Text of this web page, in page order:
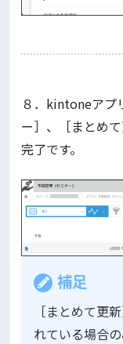
８．kintoneアプ
ー］、［まとめ
完了です。
補足
［まとめて更
れている場合